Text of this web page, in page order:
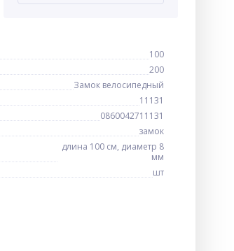
100
200
Замок велосипедный
11131
0860042711131
замок
длина 100 см, диаметр 8
мм
шт